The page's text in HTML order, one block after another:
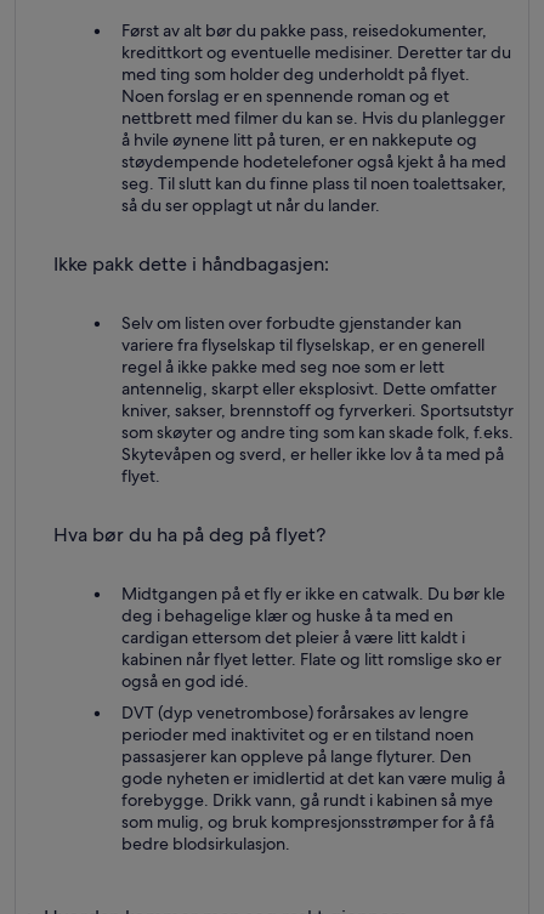
Først av alt bør du pakke pass, reisedokumenter,
kredittkort og eventuelle medisiner. Deretter tar du
med ting som holder deg underholdt på flyet.
Noen forslag er en spennende roman og et
nettbrett med filmer du kan se. Hvis du planlegger
å hvile øynene litt på turen, er en nakkepute og
støydempende hodetelefoner også kjekt å ha med
seg. Til slutt kan du finne plass til noen toalettsaker,
så du ser opplagt ut når du lander.
Ikke pakk dette i håndbagasjen:
Selv om listen over forbudte gjenstander kan
variere fra flyselskap til flyselskap, er en generell
regel å ikke pakke med seg noe som er lett
antennelig, skarpt eller eksplosivt. Dette omfatter
kniver, sakser, brennstoff og fyrverkeri. Sportsutstyr
som skøyter og andre ting som kan skade folk, f.eks.
Skytevåpen og sverd, er heller ikke lov å ta med på
flyet.
Hva bør du ha på deg på flyet?
Midtgangen på et fly er ikke en catwalk. Du bør kle
deg i behagelige klær og huske å ta med en
cardigan ettersom det pleier å være litt kaldt i
kabinen når flyet letter. Flate og litt romslige sko er
også en god idé.
DVT (dyp venetrombose) forårsakes av lengre
perioder med inaktivitet og er en tilstand noen
passasjerer kan oppleve på lange flyturer. Den
gode nyheten er imidlertid at det kan være mulig å
forebygge. Drikk vann, gå rundt i kabinen så mye
som mulig, og bruk kompresjonsstrømper for å få
bedre blodsirkulasjon.